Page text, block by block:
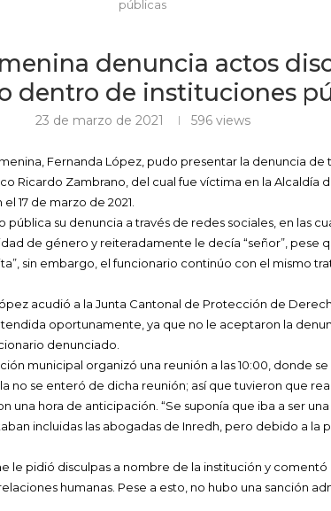
públicas
denuncia actos
dentro de instituciones
23 de marzo de 2021 596views
Fernanda López, pudo presentar la denuncia
Ricardo Zambrano, del cual fue víctima en la Alcaldía
17 de marzo de 2021.
su denuncia a través de redes sociales, en las
de género y reiteradamente le decía “señor”, pese
sin embargo, el funcionario continúo con el mismo
acudió a la Junta Cantonal de Protección de
oportunamente, ya que no le aceptaron la
denunciado.
municipal organizó una reunión a las 10:00, donde
no se enteró de dicha reunión; así que tuvieron que
una hora de anticipación. “Se suponía que iba a ser
incluidas las abogadas de Inredh, pero debido a la
le pidió disculpas a nombre de la institución y
humanas. Pese a esto, no hubo una sanción